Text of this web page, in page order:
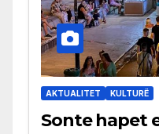
AKTUALITET KULTURË
Sonte hapet